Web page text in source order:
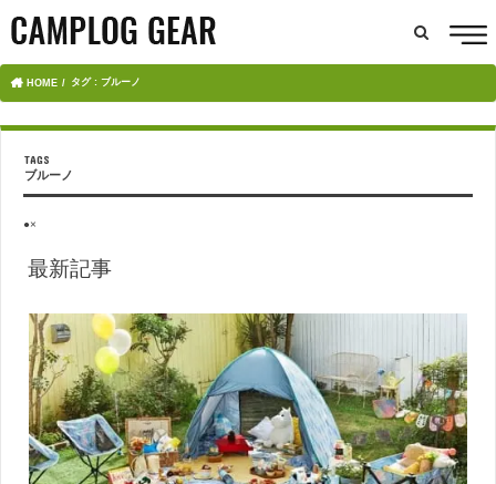
HOME タグ : ブルーノ
ブルーノ
●×
最新記事